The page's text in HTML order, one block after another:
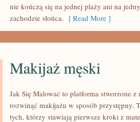
nie kończą się na jednej plaży ani na
zachodzie słońca. [ Read More ]
Makijaż męski
Jak Się Malować to platforma stworzone
rozwinąć makijażu w sposób przystępny.
tych, którzy stawiają pierwsze kroki z